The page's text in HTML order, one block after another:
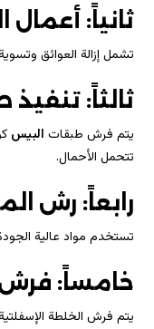
ثانياً: أعمال
تشمل إزالة العوائق
ثالثاً:
يتم فرش طبقات البيس
تتحمل الأحمال.
رابعاً: رش
تستخدم مواد عالية
خامساً:
يتم فرش الخلطة